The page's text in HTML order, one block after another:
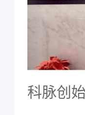
科脉创